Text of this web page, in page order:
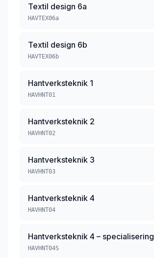
Textil design 6a
HAVTEX06a
Textil design 6b
HAVTEX06b
Hantverksteknik 1
HAVHNT01
Hantverksteknik 2
HAVHNT02
Hantverksteknik 3
HAVHNT03
Hantverksteknik 4
HAVHNT04
Hantverksteknik 4 – specialisering
HAVHNT04S